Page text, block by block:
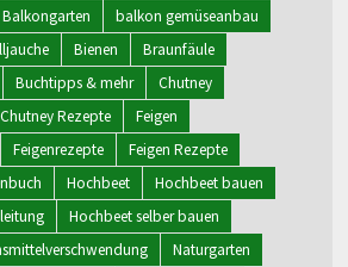
Balkongarten
balkon gemüseanbau
Bienen
Braunfäule
Buchtipps & mehr
Chutney
Chutney Rezepte
Feigen
Feigenrezepte
Feigen Rezepte
Hochbeet
Hochbeet bauen
Hochbeet selber bauen
Naturgarten